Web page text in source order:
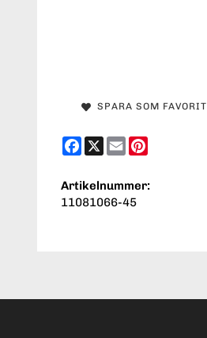
SPARA SOM FAVORIT
Facebook
X Email
Artikelnummer:
11081066-45